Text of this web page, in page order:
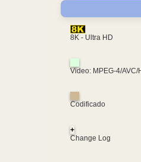
8K - Ultra HD
Video: MPEG-4/AVC/
Codificado
+
Change Log